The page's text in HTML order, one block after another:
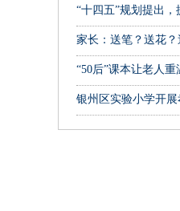
“十四五”规划提出，
家长：送笔？送花
“50后”课本让老人重
银州区实验小学开展